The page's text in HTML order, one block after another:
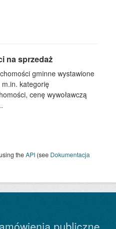
na sprzedaż
gminne wystawione
kategorię
cenę wywoławczą
theAPI (see Dokumentacja
publiczne